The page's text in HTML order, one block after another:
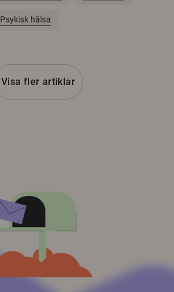
Psykisk hälsa
Visa fler artiklar